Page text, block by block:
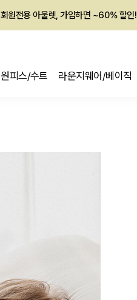
회원전용 아울렛, 가입하면 ~60% 할인!
원피스/수트 라운지웨어/베이직